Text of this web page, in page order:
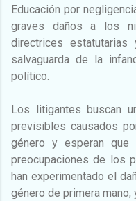
Educación por
graves daños a los
directrices
salvaguarda de la
político.
Los litigantes buscan
previsibles causados
género y esperan
preocupaciones de los
han experimentado el
género de primera